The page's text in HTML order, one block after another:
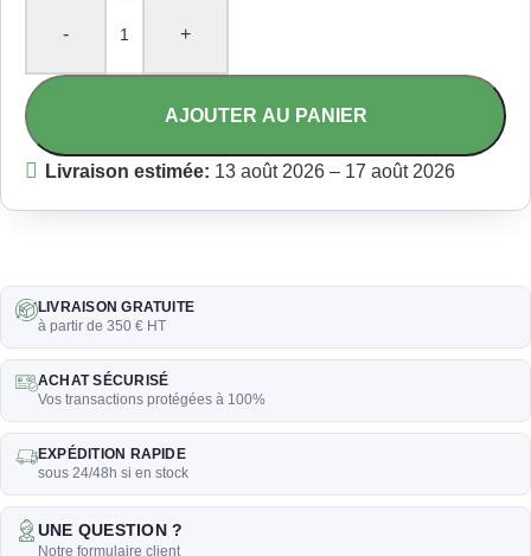
- +
AJOUTER AU PANIER
Livraison estimée: 13 août 2026 – 17 août 2026
LIVRAISON GRATUITE
à partir de 350 € HT
ACHAT SÉCURISÉ
Vos transactions protégées à 100%
EXPÉDITION RAPIDE
sous 24/48h si en stock
UNE QUESTION ?
Notre formulaire client